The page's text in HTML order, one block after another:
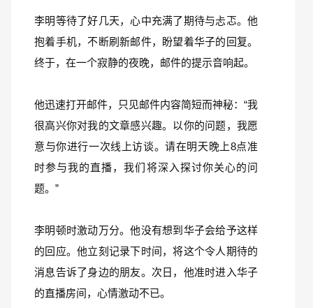
李明等待了好几天，心中充满了期待与忐忑。他
抱着手机，不断刷新邮件，盼望着华子的回复。
终于，在一个寂静的夜晚，邮件的提示音响起。
他迅速打开邮件，只见邮件内容简短而神秘：“我
很高兴你对我的文章感兴趣。以你的问题，我愿
意与你进行一次线上访谈。请在明天晚上8点准
时参与我的直播，我们将深入探讨你关心的问
题。”
李明顿时激动万分。他没有想到华子会给予这样
的回应。他立刻记录下时间，将这个令人期待的
消息告诉了身边的朋友。次日，他准时进入华子
的直播房间，心情激动不已。